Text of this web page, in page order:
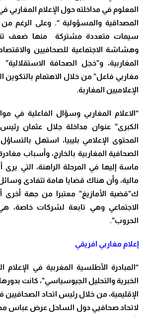
المعلوم في مداخلته حول الإعلام المغاربي
المصداقية والمسؤولية “. وعلى الرغم
سيمات متعددة مشتركة منها ضعف
وهشاشة الاجتماعية للصحافيين
المغاربية، و”خجل الصحافة
مغاربي فاعل” من خلال الاهتمام بالتكوين
الإعلاميين المغاربة.
“الاعلام المغاربي وسؤال الفاعلية في
الكبرى” عنوان مداخلة جلال عثمان
المحتوى الإعلامي بليبيا، استهل
الصحافية المغاربية بالخارج، وأسباب
ماسة إليها في المرحلة الراهنة، التي يرى
مالية، وأن هناك قضايا هامة تتفادى وسائل
ك”قضية الأمازيغ” معتبرا من جهة
الاجتماعي وهي تابعة لشركات خاصة، هي
الحروب”.
إعلام مغاربي افريقي
“المبادرة الأطلسية المغربية في الإعلام
الخبرية والتحليل الجيوسياسي”، كانت
الإقليمية، من خلال رئيس اتحاد الصحافيين
لاتحاد صحافيي دول الساحل عرض عباس